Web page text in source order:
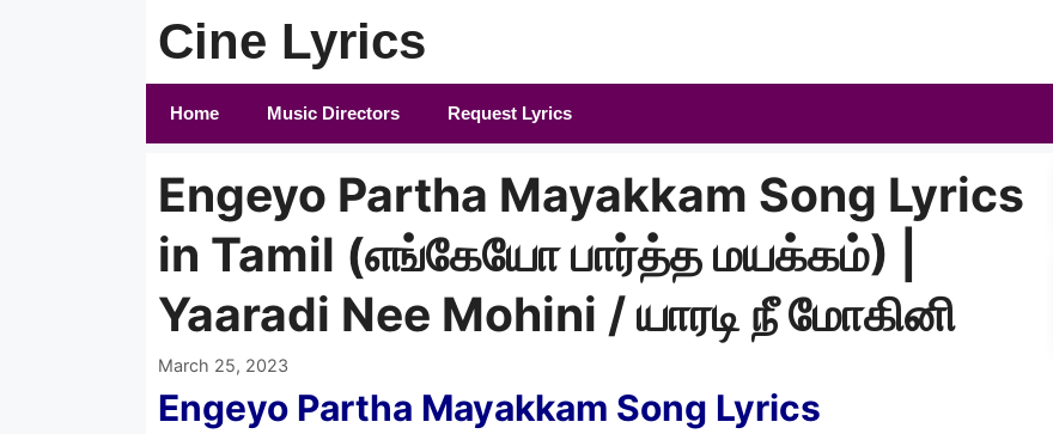
Cine Lyrics
Home Music Directors Request Lyrics
Engeyo Partha Mayakkam Song Lyrics
in Tamil (எங்கேயோ பார்த்த மயக்கம்) |
Yaaradi Nee Mohini / யாரடி நீ மோகினி
March 25, 2023
Engeyo Partha Mayakkam Song Lyrics